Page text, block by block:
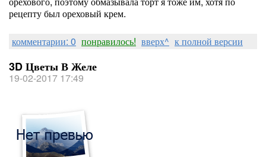
рецепту был ореховый крем.
комментарии: 0 понравилось! вверх^ к полной версии
3D Цветы В Желе
19-02-2017 17:49